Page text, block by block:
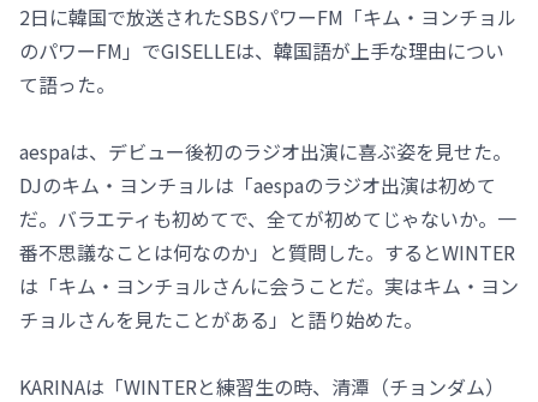
2日に韓国で放送されたSBSパワーFM「キム・ヨンチョル
のパワーFM」でGISELLEは、韓国語が上手な理由につい
て語った。
aespaは、デビュー後初のラジオ出演に喜ぶ姿を見せた。
DJのキム・ヨンチョルは「aespaのラジオ出演は初めて
だ。バラエティも初めてで、全てが初めてじゃないか。一
番不思議なことは何なのか」と質問した。するとWINTER
は「キム・ヨンチョルさんに会うことだ。実はキム・ヨン
チョルさんを見たことがある」と語り始めた。
KARINAは「WINTERと練習生の時、清潭（チョンダム）